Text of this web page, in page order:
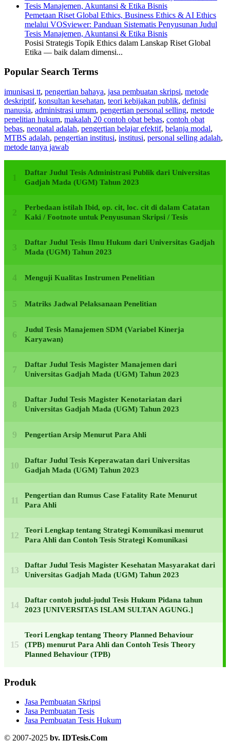
Pemetaan Riset Global Ethics, Business Ethics & AI Ethics
melalui VOSviewer: Panduan Sistematis Penyusunan Judul
Tesis Manajemen, Akuntansi & Etika Bisnis
Posisi Strategis Topik Ethics dalam Lanskap Riset Global
Etika — baik dalam dimensi...
Popular Search Terms
imunisasi tt, pengertian bahaya, jasa pembuatan skripsi, metode
deskriptif, konsultan kesehatan, teori kebijakan publik, definisi
manusia, administrasi umum, pengertian personal selling, metode
penelitian hukum, makalah 20 contoh obat bebas, contoh obat
bebas, neonatal adalah, pengertian belajar efektif, belanja modal,
MTBS adalah, pengertian institusi, institusi, personal selling adalah,
metode tanya jawab
Daftar Judul Tesis Administrasi Publik dari Universitas
Gadjah Mada (UGM) Tahun 2023
Perbedaan istilah Ibid, op. cit, loc. cit di dalam Catatan
Kaki / Footnote untuk Penyusunan Skripsi / Tesis
Daftar Judul Tesis Ilmu Hukum dari Universitas Gadjah
Mada (UGM) Tahun 2023
Menguji Kualitas Instrumen Penelitian
Matriks Jadwal Pelaksanaan Penelitian
Judul Tesis Manajemen SDM (Variabel Kinerja
Karyawan)
Daftar Judul Tesis Magister Manajemen dari
Universitas Gadjah Mada (UGM) Tahun 2023
Daftar Judul Tesis Magister Kenotariatan dari
Universitas Gadjah Mada (UGM) Tahun 2023
Pengertian Arsip Menurut Para Ahli
Daftar Judul Tesis Keperawatan dari Universitas
Gadjah Mada (UGM) Tahun 2023
Pengertian dan Rumus Case Fatality Rate Menurut
Para Ahli
Teori Lengkap tentang Strategi Komunikasi menurut
Para Ahli dan Contoh Tesis Strategi Komunikasi
Daftar Judul Tesis Magister Kesehatan Masyarakat dari
Universitas Gadjah Mada (UGM) Tahun 2023
Daftar contoh judul-judul Tesis Hukum Pidana tahun
2023 [UNIVERSITAS ISLAM SULTAN AGUNG.]
Teori Lengkap tentang Theory Planned Behaviour
(TPB) menurut Para Ahli dan Contoh Tesis Theory
Planned Behaviour (TPB)
Produk
Jasa Pembuatan Skripsi
Jasa Pembuatan Tesis
Jasa Pembuatan Tesis Hukum
© 2007-2025 by. IDTesis.Com